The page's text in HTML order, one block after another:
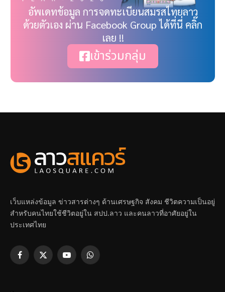
อัพเดทข้อมูล การจดทะเบียนสมรสไทยลาว
ด้วยตัวเอง ผ่าน Facebook Group ได้ที่นี่ คลิ๊ก
เลย !!
เข้าร่วมกลุ่ม
เว็บแหล่งข้อมูล ข่าวสารต่างๆ ด้านเศรษฐกิจ สังคม ชีวิตความเป็นอยู่
สำหรับคนไทยใช้ชีวิตอยู่ใน สปป.ลาว และคนลาวที่อาศัยอยู่ใน
ประเทศไทย
Facebook
X
YouTubeWhatsApp